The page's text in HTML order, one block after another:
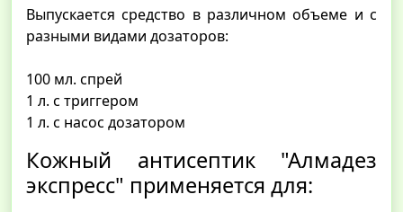
Выпускается средство в различном объеме и с
разными видами дозаторов:
100 мл. спрей
1 л. с триггером
1 л. с насос дозатором
Кожный антисептик "Алмадез
экспресс" применяется для: